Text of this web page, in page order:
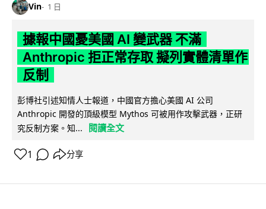
Vin 1 日
據報中國憂美國 AI 變武器 不滿
Anthropic 拒正常存取 擬列實體清單作
反制
彭博社引述知情人士報道，中國官方擔心美國 AI 公司
Anthropic 開發的頂級模型 Mythos 可被用作攻擊武器，正研
究反制方案。知...
閱讀全文
1 分享